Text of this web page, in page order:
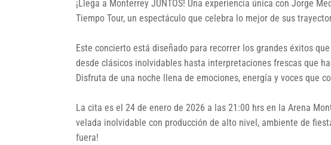
¡Llega a Monterrey JUNTOS! Una experiencia única con Jorge
Tiempo Tour, un espectáculo que celebra lo mejor de sus
Este concierto está diseñado para recorrer los grandes éxitos
desde clásicos inolvidables hasta interpretaciones frescas que
Disfruta de una noche llena de emociones, energía y voces que
La cita es el 24 de enero de 2026 a las 21:00 hrs en la Arena
velada inolvidable con producción de alto nivel, ambiente de
fuera!